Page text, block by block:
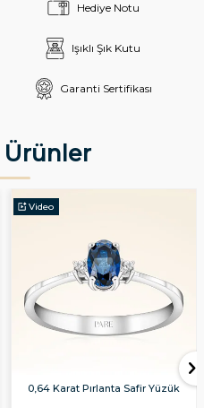
Hediye Notu
Işıklı Şık Kutu
Garanti Sertifikası
Ürünler
Video
0,64 Karat Pırlanta Safir Yüzük